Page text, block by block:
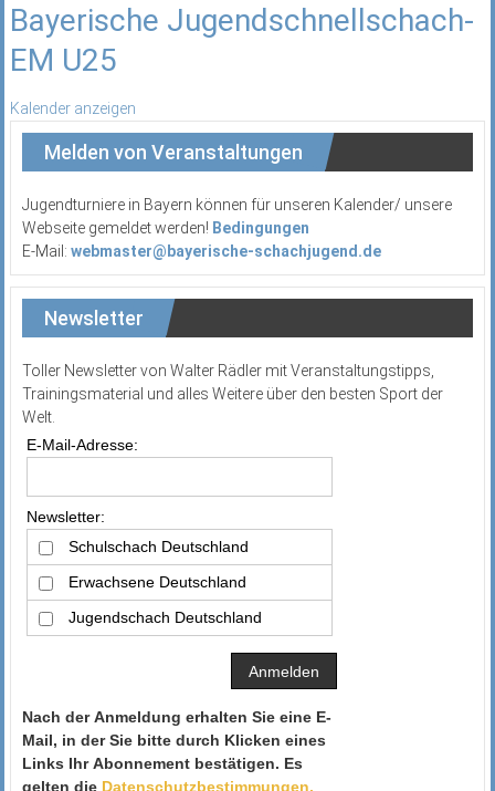
Bayerische Jugendschnellschach-
EM U25
Kalender anzeigen
Melden von Veranstaltungen
Jugendturniere in Bayern können für unseren Kalender/ unsere
Webseite gemeldet werden! Bedingungen
E-Mail: webmaster@bayerische-schachjugend.de
Newsletter
Toller Newsletter von Walter Rädler mit Veranstaltungstipps,
Trainingsmaterial und alles Weitere über den besten Sport der
Welt.
E-Mail-Adresse:
Newsletter:
Schulschach Deutschland
Erwachsene Deutschland
Jugendschach Deutschland
Nach der Anmeldung erhalten Sie eine E-
Mail, in der Sie bitte durch Klicken eines
Links Ihr Abonnement bestätigen. Es
gelten die Datenschutzbestimmungen.